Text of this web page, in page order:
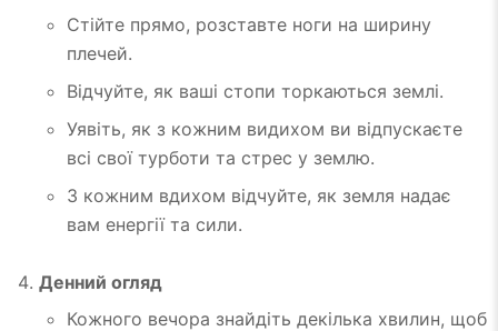
Стійте прямо, розставте ноги на ширину
плечей.
Відчуйте, як ваші стопи торкаються землі.
Уявіть, як з кожним видихом ви відпускаєте
всі свої турботи та стрес у землю.
З кожним вдихом відчуйте, як земля надає
вам енергії та сили.
Денний огляд
Кожного вечора знайдіть декілька хвилин, щоб